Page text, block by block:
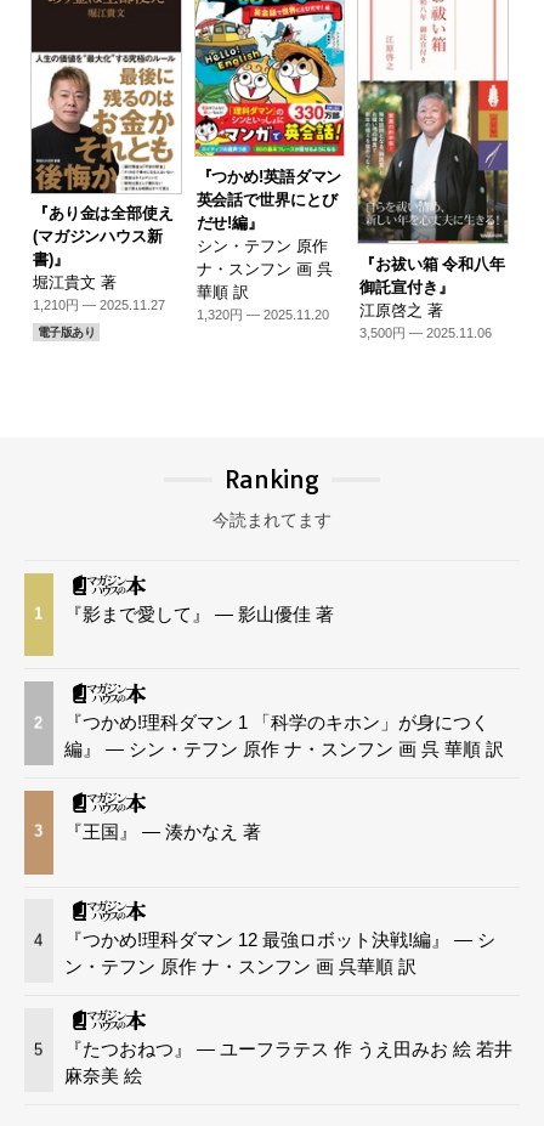
『あり金は全部使え
(マガジンハウス新
書)』
堀江貴文 著
1,210円 — 2025.11.27
電子版あり
『つかめ!英語ダマン
英会話で世界にとび
だせ!編』
シン・テフン 原作
ナ・スンフン 画 呉
華順 訳
1,320円 — 2025.11.20
『お祓い箱 令和八年
御託宣付き』
江原啓之 著
3,500円 — 2025.11.06
Ranking
今読まれてます
1 『影まで愛して』 — 影山優佳 著
2
『つかめ!理科ダマン 1 「科学のキホン」が身につく
編』 — シン・テフン 原作 ナ・スンフン 画 呉 華順 訳
3 『王国』 — 湊かなえ 著
4
『つかめ!理科ダマン 12 最強ロボット決戦!編』 — シ
ン・テフン 原作 ナ・スンフン 画 呉華順 訳
5
『たつおねつ』 — ユーフラテス 作 うえ田みお 絵 若井
麻奈美 絵